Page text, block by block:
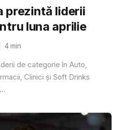
prezintă liderii
luna aprilie
4min
de categorie în Auto,
Clinici și Soft Drinks